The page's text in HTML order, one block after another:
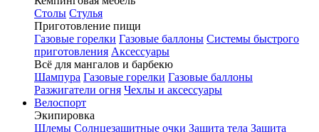
Столы Стулья
Приготовление пищи
Газовые горелки Газовые баллоны Системы быстрого
приготовления Аксессуары
Всё для мангалов и барбекю
Шампура Газовые горелки Газовые баллоны
Разжигатели огня Чехлы и аксессуары
Велоспорт
Экипировка
Шлемы Солнцезащитные очки Защита тела Защита